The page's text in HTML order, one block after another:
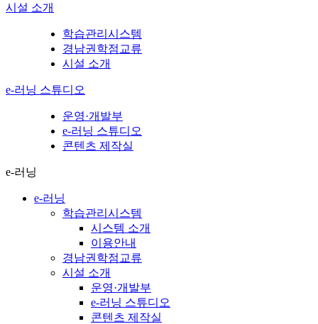
시설 소개
학습관리시스템
경남권학점교류
시설 소개
e-러닝 스튜디오
운영·개발부
e-러닝 스튜디오
콘텐츠 제작실
e-러닝
e-러닝
학습관리시스템
시스템 소개
이용안내
경남권학점교류
시설 소개
운영·개발부
e-러닝 스튜디오
콘텐츠 제작실